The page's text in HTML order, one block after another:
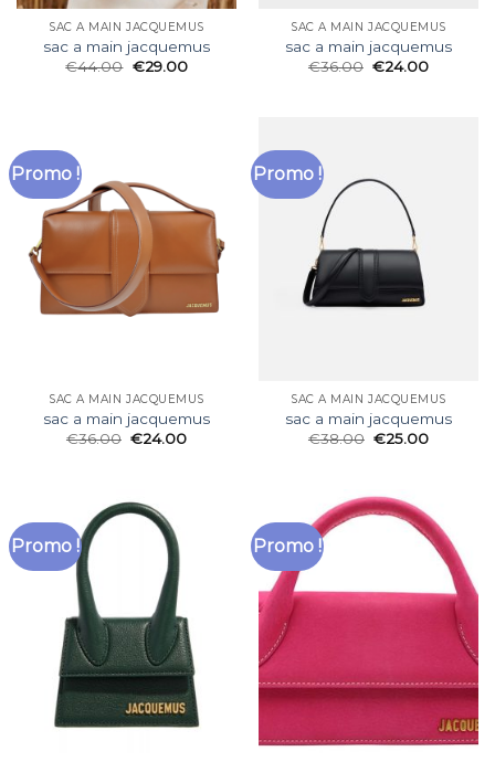
SAC A MAIN JACQUEMUS
sac a main jacquemus
€44.00 €29.00
SAC A MAIN JACQUEMUS
sac a main jacquemus
€36.00 €24.00
Promo !
SAC A MAIN JACQUEMUS
sac a main jacquemus
€36.00 €24.00
Promo !
SAC A MAIN JACQUEMUS
sac a main jacquemus
€38.00 €25.00
Promo ! Promo !